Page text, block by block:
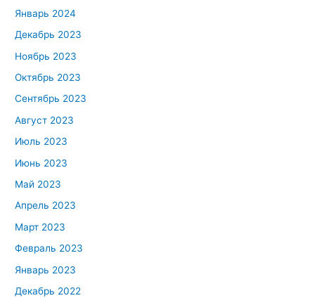
Январь 2024
Декабрь 2023
Ноябрь 2023
Октябрь 2023
Сентябрь 2023
Август 2023
Июль 2023
Июнь 2023
Май 2023
Апрель 2023
Март 2023
Февраль 2023
Январь 2023
Декабрь 2022